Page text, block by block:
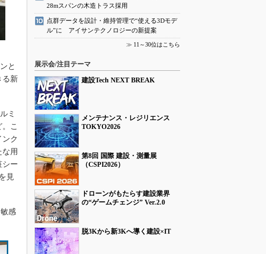
と
る新
ミ
こ
ク
用
シー
見
感
28mスパンの木造トラス採用
点群データを設計・維持管理で“使える3Dモデ
ル”に アイサンテクノロジーの新提案
≫ 11～30位はこちら
展示会/注目テーマ
建設Tech NEXT BREAK
メンテナンス・レジリエンス
TOKYO2026
第8回 国際 建設・測量展
（CSPI2026）
ドローンがもたらす建設業界
の“ゲームチェンジ” Ver.2.0
脱3Kから新3Kへ導く建設×IT